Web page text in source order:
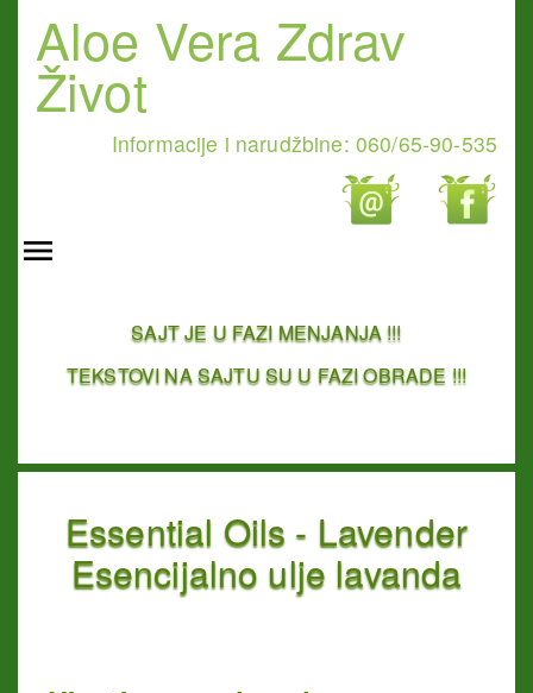
Aloe Vera Zdrav
Život
Informacije i narudžbine: 060/65-90-535
SAJT JE U FAZI MENJANJA !!!
TEKSTOVI NA SAJTU SU U FAZI OBRADE !!!
Essential Oils - Lavender
Esencijalno ulje lavanda